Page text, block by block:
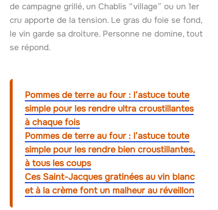
de campagne grillé, un Chablis “village” ou un 1er
cru apporte de la tension. Le gras du foie se fond,
le vin garde sa droiture. Personne ne domine, tout
se répond.
Pommes de terre au four : l’astuce toute
simple pour les rendre ultra croustillantes
à chaque fois
Pommes de terre au four : l’astuce toute
simple pour les rendre bien croustillantes,
à tous les coups
Ces Saint-Jacques gratinées au vin blanc
et à la crème font un malheur au réveillon